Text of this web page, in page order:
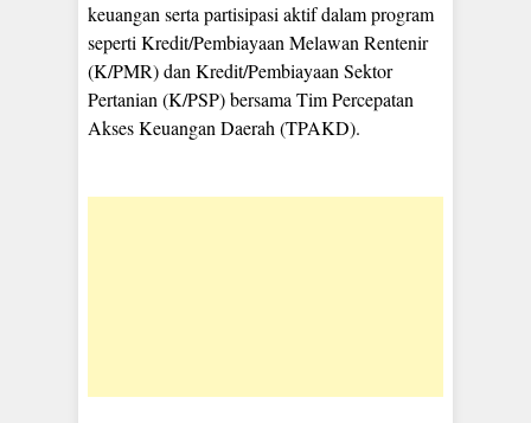
keuangan serta partisipasi aktif dalam program
seperti Kredit/Pembiayaan Melawan Rentenir
(K/PMR) dan Kredit/Pembiayaan Sektor
Pertanian (K/PSP) bersama Tim Percepatan
Akses Keuangan Daerah (TPAKD).